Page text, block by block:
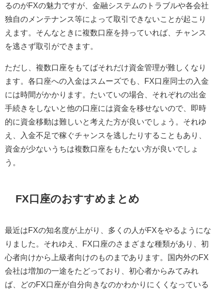
るのがFXの魅力ですが、金融システムのトラブルや各会社
独自のメンテナンス等によって取引できないことが起こり
えます。そんなときに複数口座を持っていれば、チャンス
を逃さず取引ができます。
ただし、複数口座をもてばそれだけ資金管理が難しくなり
ます。各口座への入金はスムーズでも、FX口座同士の入金
には時間がかかります。たいていの場合、それぞれの出金
手続きをしないと他の口座には資金を移せないので、即時
的に資金移動は難しいと考えた方が良いでしょう。それゆ
え、入金不足で稼ぐチャンスを逃したりすることもあり、
資金が少ないうちは複数口座をもたない方が良いでしょ
う。
FX口座のおすすめまとめ
最近はFXの知名度が上がり、多くの人がFXをやるようにな
りました。それゆえ、FX口座のさまざまな種類があり、初
心者向けから上級者向けのものまであります。国内外のFX
会社は増加の一途をたどっており、初心者からみてみれ
ば、どのFX口座が自分向きなのかわかりにくくなっている